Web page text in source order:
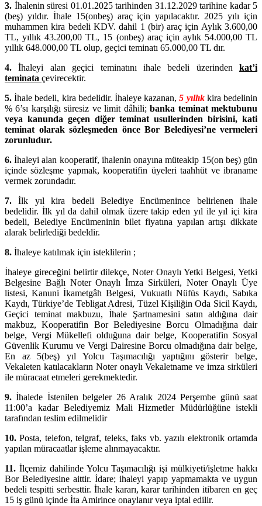
3. İhalenin süresi 01.01.2025 tarihinden 31.12.2029 tarihine kadar 5
(beş) yıldır. İhale 15(onbeş) araç için yapılacaktır. 2025 yılı için
muhammen kira bedeli KDV. dahil 1 (bir) araç için Aylık 3.600,00
TL, yıllık 43.200,00 TL, 15 (onbeş) araç için aylık 54.000,00 TL
yıllık 648.000,00 TL olup, geçici teminatı 65.000,00 TL dır.
4.İhaleyi alan geçici teminatını ihale bedeli üzerinden kat’i
teminata çevirecektir.
5. İhale bedeli, kira bedelidir. İhaleye kazanan,5 yıllıkkira bedelinin
% 6’sı karşılığı süresiz ve limit dâhili;banka teminat mektubunu
veya kanunda geçen diğer teminat usullerinden birisini, kati
teminat olarak sözleşmeden önce Bor Belediyesi’ne vermeleri
zorunludur.
6.İhaleyi alan kooperatif, ihalenin onayına müteakip 15(on beş) gün
içinde sözleşme yapmak, kooperatifin üyeleri taahhüt ve ibraname
vermek zorundadır.
7.İlk yıl kira bedeli Belediye Encümenince belirlenen ihale
bedelidir. İlk yıl da dahil olmak üzere takip eden yıl ile yıl içi kira
bedeli, Belediye Encümeninin bilet fiyatına yapılan artışı dikkate
alarak belirlediği bedeldir.
8. İhaleye katılmak için isteklilerin ;
İhaleye gireceğini belirtir dilekçe, Noter Onaylı Yetki Belgesi, Yetki
Belgesine Bağlı Noter Onaylı İmza Sirküleri, Noter Onaylı Üye
listesi, Kanuni İkametgâh Belgesi, Vukuatlı Nüfüs Kaydı, Sabıka
Kaydı, Türkiye’de Tebligat Adresi, Tüzel Kişiliğin Oda Sicil Kaydı,
Geçici teminat makbuzu, İhale Şartnamesini satın aldığına dair
makbuz, Kooperatifin Bor Belediyesine Borcu Olmadığına dair
belge, Vergi Mükellefi olduğuna dair belge, Kooperatifin Sosyal
Güvenlik Kurumu ve Vergi Dairesine Borcu olmadığına dair belge,
En az 5(beş) yıl Yolcu Taşımacılığı yaptığını gösterir belge,
Vekaleten katılacakların Noter onaylı Vekaletname ve imza sirküleri
ile müracaat etmeleri gerekmektedir.
9.İhalede İstenilen belgeler 26 Aralık 2024 Perşembe günü saat
11:00’a kadar Belediyemiz Mali Hizmetler Müdürlüğüne istekli
tarafından teslim edilmelidir
10.Posta, telefon, telgraf, teleks, faks vb. yazılı elektronik ortamda
yapılan müracaatlar işleme alınmayacaktır.
11. İlçemiz dahilinde Yolcu Taşımacılığı işi mülkiyeti/işletme hakkı
Bor Belediyesine aittir. İdare; ihaleyi yapıp yapmamakta ve uygun
bedeli tespitti serbesttir. İhale kararı, karar tarihinden itibaren en geç
15 iş günü içinde İta Amirince onaylanır veya iptal edilir.